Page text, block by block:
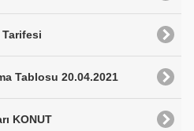
Tarifesi
Tablosu 20.04.2021
KONUT